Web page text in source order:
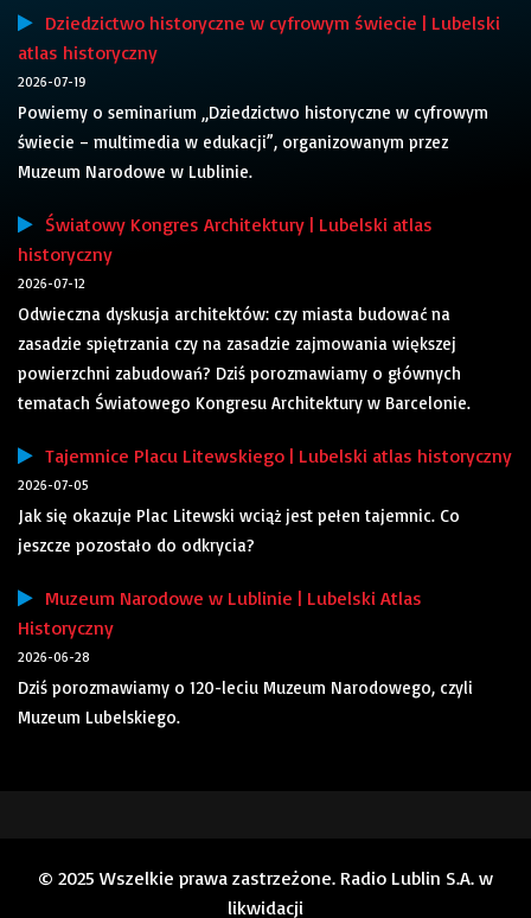
Dziedzictwo historyczne w cyfrowym świecie | Lubelski
atlas historyczny
2026-07-19
Powiemy o seminarium „Dziedzictwo historyczne w cyfrowym
świecie – multimedia w edukacji”, organizowanym przez
Muzeum Narodowe w Lublinie.
Światowy Kongres Architektury | Lubelski atlas
historyczny
2026-07-12
Odwieczna dyskusja architektów: czy miasta budować na
zasadzie spiętrzania czy na zasadzie zajmowania większej
powierzchni zabudowań? Dziś porozmawiamy o głównych
tematach Światowego Kongresu Architektury w Barcelonie.
Tajemnice Placu Litewskiego | Lubelski atlas historyczny
2026-07-05
Jak się okazuje Plac Litewski wciąż jest pełen tajemnic. Co
jeszcze pozostało do odkrycia?
Muzeum Narodowe w Lublinie | Lubelski Atlas
Historyczny
2026-06-28
Dziś porozmawiamy o 120-leciu Muzeum Narodowego, czyli
Muzeum Lubelskiego.
© 2025 Wszelkie prawa zastrzeżone. Radio Lublin S.A. w
likwidacji